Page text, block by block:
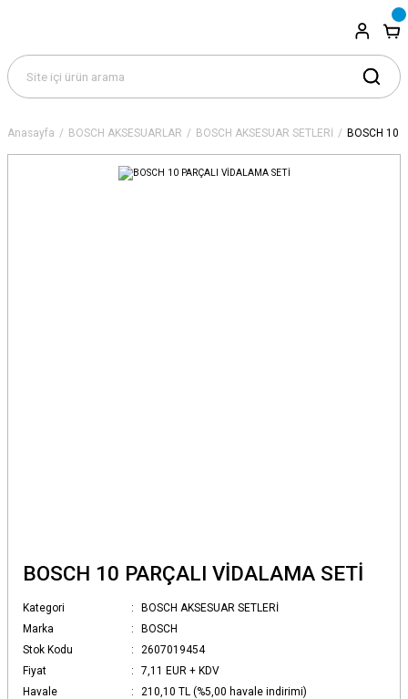
Anasayfa BOSCH AKSESUARLAR BOSCH AKSESUAR SETLERİ BOSCH 10
BOSCH 10 PARÇALI VİDALAMA SETİ
Kategori
BOSCH AKSESUAR SETLERİ
Marka
BOSCH
Stok Kodu
2607019454
Fiyat
7,11 EUR + KDV
Havale
210,10 TL (%5,00 havale indirimi)